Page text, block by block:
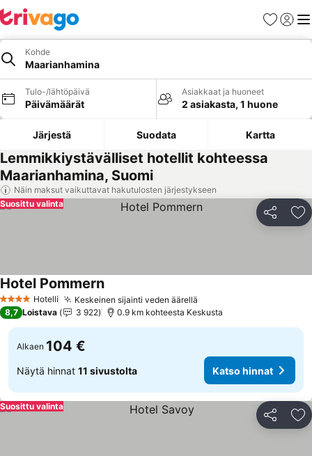
Suosikit
Kohde
Maarianhamina
Tulo-/lähtöpäivä
Päivämäärät
Asiakkaat ja huoneet
2 asiakasta, 1 huone
Järjestä Suodata Kartta
Lemmikkiystävälliset hotellit kohteessa
Maarianhamina, Suomi
Näin maksut vaikuttavat hakutulosten järjestykseen
Jaa
Suosittu valinta
4 Tähtiluokitus
Hotelli Keskeinen sijainti veden äärellä
Hotel PommernKatso hinnat
8,7 Loistava 3 922 0.9 km kohteesta Keskusta
Alkaen 104 €
Näytä hinnat 11 sivustolta Katso hinnat
Jaa
Suosittu valinta